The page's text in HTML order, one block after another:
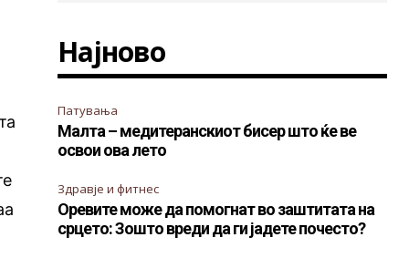
Најново
Патувања
Малта – медитеранскиот бисер што ќе ве
освои ова лето
Здравје и фитнес
Оревите може да помогнат во заштитата на
срцето: Зошто вреди да ги јадете почесто?